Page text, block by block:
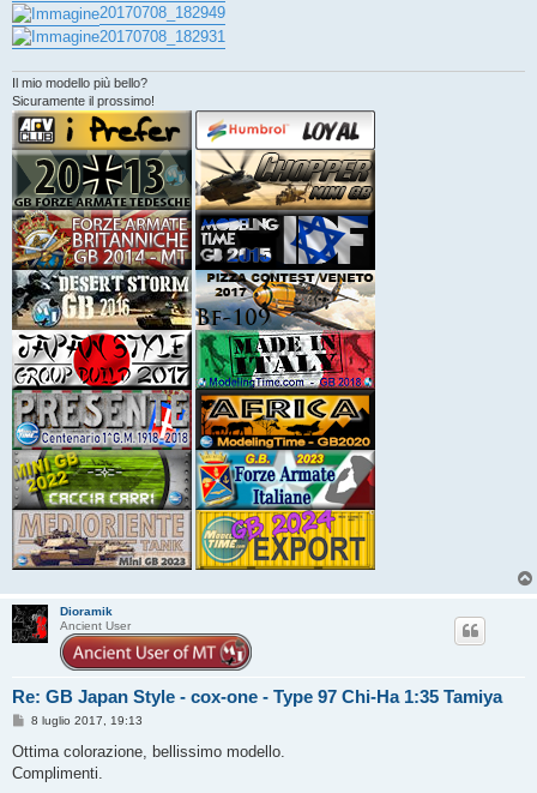
20170708_182949
20170708_182931
Il mio modello più bello?
Sicuramente il prossimo!
Dioramik
Ancient User
Re: GB Japan Style - cox-one - Type 97 Chi-Ha 1:35 Tamiya
M
s
a
8 luglio 2017, 19:13
Ottima colorazione, bellissimo modello.
Complimenti.